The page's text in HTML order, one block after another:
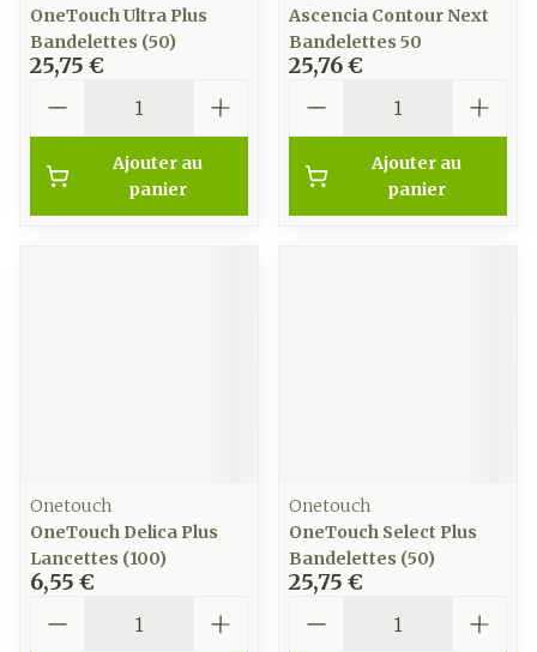
OneTouch Ultra Plus
Bandelettes (50)
25,75 €
Ajouter au
panier
Ascencia Contour Next
Bandelettes 50
25,76 €
Ajouter au
panier
Onetouch
OneTouch Delica Plus
Lancettes (100)
6,55 €
Onetouch
OneTouch Select Plus
Bandelettes (50)
25,75 €